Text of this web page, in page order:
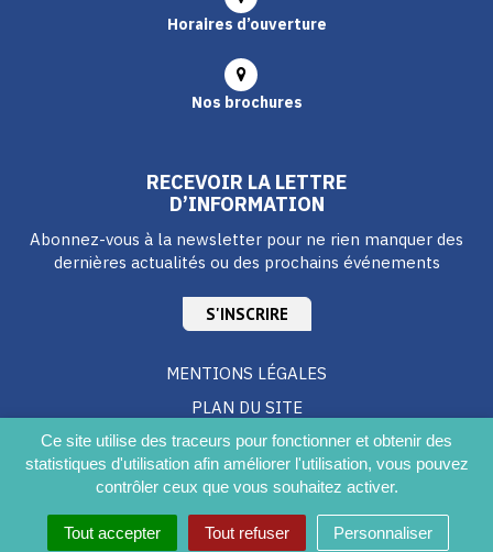
Ce site utilise des traceurs pour fonctionner et obtenir des
statistiques d'utilisation afin améliorer l'utilisation, vous pouvez
contrôler ceux que vous souhaitez activer.
Tout accepter Tout refuser Personnaliser
Horaires d’ouverture
Nos brochures
RECEVOIR LA LETTRE
D’INFORMATION
Abonnez-vous à la newsletter pour ne rien manquer des
dernières actualités ou des prochains événements
S'INSCRIRE
MENTIONS LÉGALES
PLAN DU SITE
CRÉDITS
ACCESSIBILITÉ DU SITE